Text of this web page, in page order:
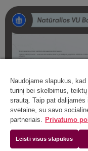
Naudojame slapukus,
turinį bei skelbimus,
srautą. Taip pat
svetaine, su savo
partneriais. Privatumo
Leisti visus slapukus